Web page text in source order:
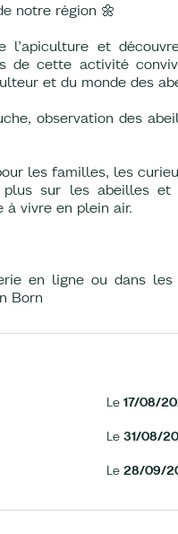
notre région 🌼
l’apiculture et
de cette activité
et du monde des
observation des
les familles, les
plus sur les abeilles
à vivre en plein air.
en ligne ou dans
Born
Le 17/08/
Le 31/08/
Le 28/09/